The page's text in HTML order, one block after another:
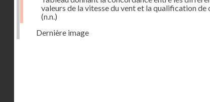
valeurs de la vitesse du vent et la qualification de
(n.n.)
Dernière image